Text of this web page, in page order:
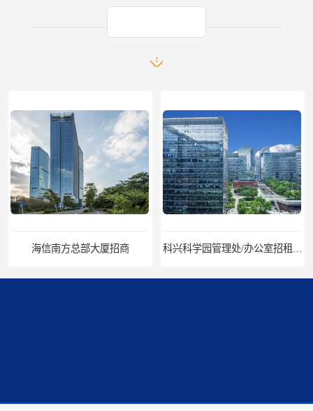
海信南方总部大厦招商 科兴科学园管理处/办公室招租/租金价格